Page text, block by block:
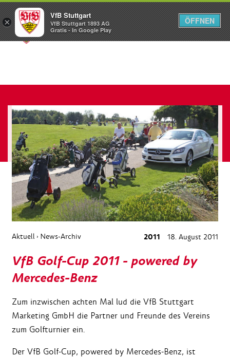
Menü
Aktuell › News-Archiv 2011 18. August 2011
VfB Golf-Cup 2011 - powered by
Mercedes-Benz
Zum inzwischen achten Mal lud die VfB Stuttgart
Marketing GmbH die Partner und Freunde des Vereins
zum Golfturnier ein.
Der VfB Golf-Cup, powered by Mercedes-Benz, ist
×
VfB Stuttgart
VfB Stuttgart 1893 AG
Gratis - In Google Play
ÖFFNEN